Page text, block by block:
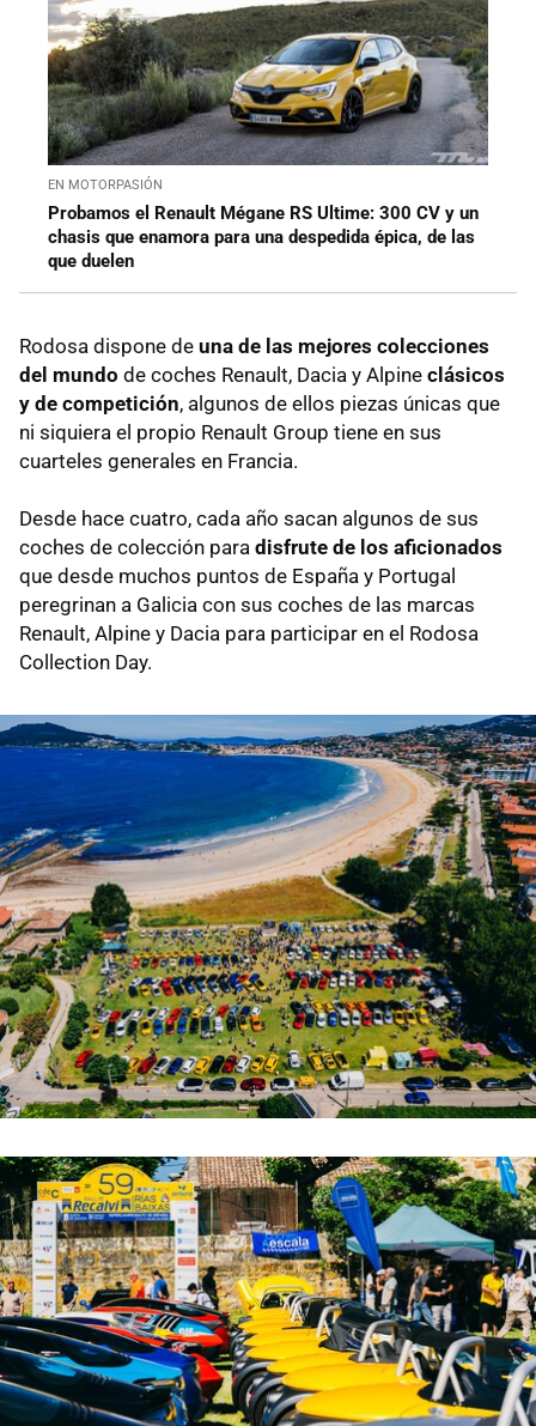
EN MOTORPASIÓN
Probamos el Renault Mégane RS Ultime: 300 CV y un
chasis que enamora para una despedida épica, de las
que duelen
Rodosa dispone de una de las mejores colecciones
del mundo de coches Renault, Dacia y Alpine clásicos
y de competición, algunos de ellos piezas únicas que
ni siquiera el propio Renault Group tiene en sus
cuarteles generales en Francia.
Desde hace cuatro, cada año sacan algunos de sus
coches de colección para disfrute de los aficionados
que desde muchos puntos de España y Portugal
peregrinan a Galicia con sus coches de las marcas
Renault, Alpine y Dacia para participar en el Rodosa
Collection Day.